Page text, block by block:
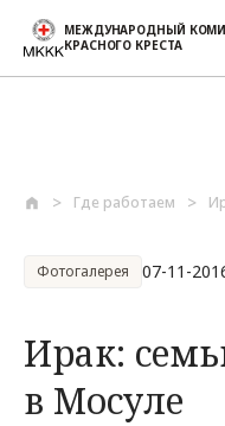
МЕЖДУНАРОДНЫЙ
КРАСНОГО КРЕСТА
Где работаем
Фотогалерея 07-11-
Ирак:
в Мосуле